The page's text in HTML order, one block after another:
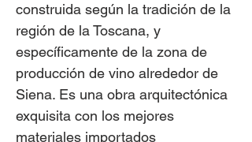
construida según la tradición de la
región de la Toscana, y
específicamente de la zona de
producción de vino alrededor de
Siena. Es una obra arquitectónica
exquisita con los mejores
materiales importados